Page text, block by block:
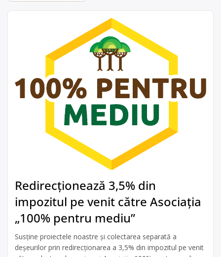
Redirecționează 3,5% din
impozitul pe venit către Asociația
„100% pentru mediu”
Susține proiectele noastre și colectarea separată a
deșeurilor prin redirecționarea a 3,5% din impozitul pe venit